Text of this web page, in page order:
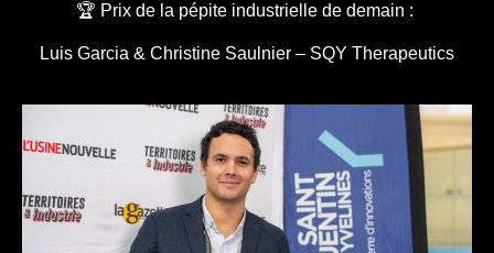
🏆 Prix de la pépite industrielle de demain :
Luis Garcia & Christine Saulnier – SQY Therapeutics